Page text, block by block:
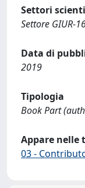
Settori
Settore GIUR-
Data di
2019
Tipologia
Book Part
Appare nelle
03 -